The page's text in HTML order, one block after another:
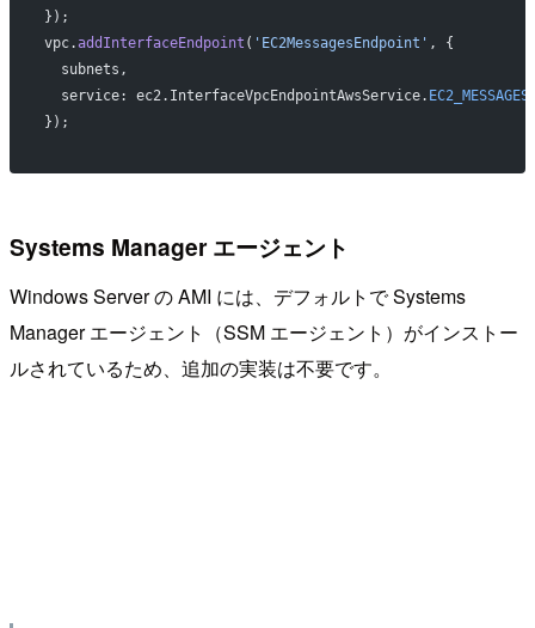
});
vpc.addInterfaceEndpoint ( 'EC2MessagesEndpoint' , {
  subnets,
  service: ec2.InterfaceVpcEndpointAwsService.
EC2_MESSAGES
});
Systems Manager エージェント
Windows Server の AMI には、デフォルトで Systems
Manager エージェント（SSM エージェント）がインストー
ルされているため、追加の実装は不要です。